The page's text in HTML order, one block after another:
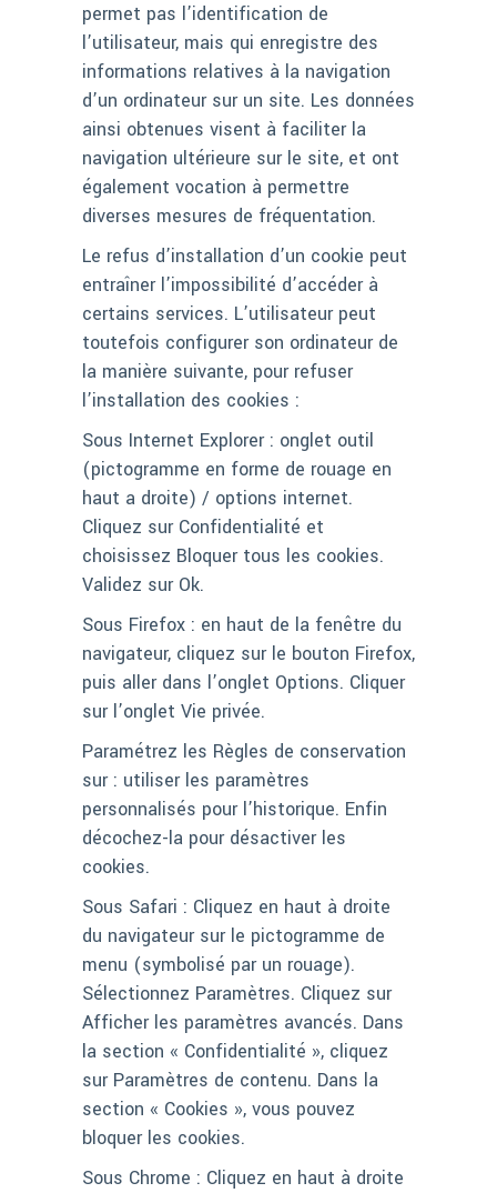
permet pas l’identification de
l’utilisateur, mais qui enregistre des
informations relatives à la navigation
d’un ordinateur sur un site. Les données
ainsi obtenues visent à faciliter la
navigation ultérieure sur le site, et ont
également vocation à permettre
diverses mesures de fréquentation.
Le refus d’installation d’un cookie peut
entraîner l’impossibilité d’accéder à
certains services. L’utilisateur peut
toutefois configurer son ordinateur de
la manière suivante, pour refuser
l’installation des cookies :
Sous Internet Explorer : onglet outil
(pictogramme en forme de rouage en
haut a droite) / options internet.
Cliquez sur Confidentialité et
choisissez Bloquer tous les cookies.
Validez sur Ok.
Sous Firefox : en haut de la fenêtre du
navigateur, cliquez sur le bouton Firefox,
puis aller dans l’onglet Options. Cliquer
sur l’onglet Vie privée.
Paramétrez les Règles de conservation
sur : utiliser les paramètres
personnalisés pour l’historique. Enfin
décochez-la pour désactiver les
cookies.
Sous Safari : Cliquez en haut à droite
du navigateur sur le pictogramme de
menu (symbolisé par un rouage).
Sélectionnez Paramètres. Cliquez sur
Afficher les paramètres avancés. Dans
la section « Confidentialité », cliquez
sur Paramètres de contenu. Dans la
section « Cookies », vous pouvez
bloquer les cookies.
Sous Chrome : Cliquez en haut à droite